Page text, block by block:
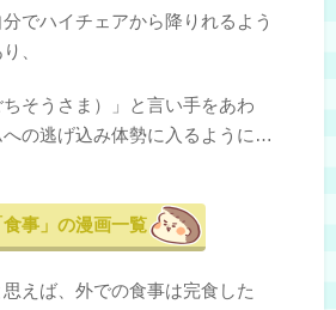
でハイチェアから降りれるよう
、
ちそうさま）」と言い手をあわ
の逃げ込み体勢に入るように…
食事」の漫画一覧
えば、外での食事は完食した